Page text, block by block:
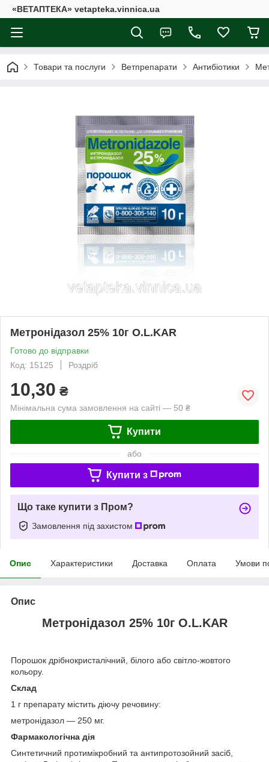
«ВЕТАПТЕКА» vetapteka.vinnica.ua
Товари та послуги Ветпрепарати Антибіотики
Метронідазол 25% 10г O.L.KAR
Готово до відправки
Код: 15125
Роздріб
10,30 ₴
Мінімальна сума замовлення на сайті — 50 ₴
Купити
або
Купити з
Що таке купити з Пром?
Замовлення під захистом
Опис Характеристики Доставка Оплата Умови
Опис
Метронідазол 25% 10г O.L.KAR
Порошок дрібнокристалічний, білого або світло-жовтого
кольору.
Склад
1 г препарату містить діючу речовину:
метронідазол — 250 мг.
Фармакологічна дія
Синтетичний протимікробний та антипротозойний засіб,